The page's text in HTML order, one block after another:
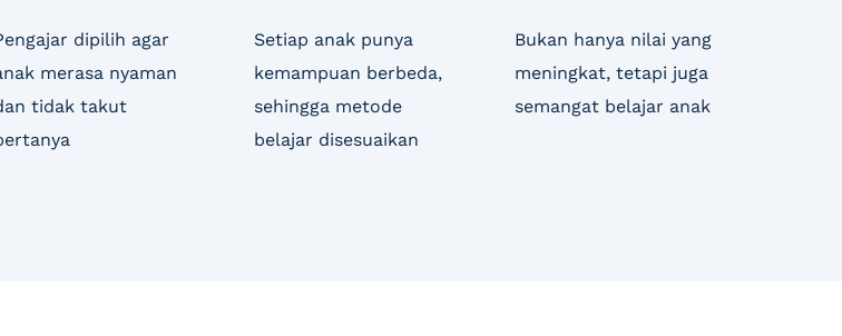
dipilih agar
merasa nyaman
tidak takut
Setiap anak punya
kemampuan berbeda,
sehingga metode
belajar disesuaikan
Bukan hanya nilai yang
meningkat, tetapi juga
semangat belajar anak